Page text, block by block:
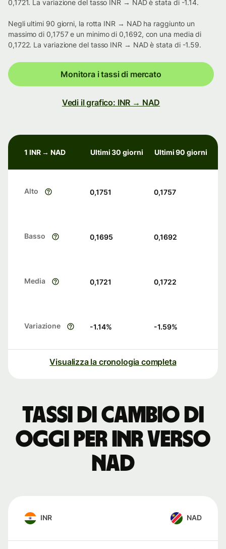
0,1721. La variazione del tasso INR → NAD è stata di -1.14.
Negli ultimi 90 giorni, la rotta INR → NAD ha raggiunto un
massimo di 0,1757 e un minimo di 0,1692, con una media di
0,1722. La variazione del tasso INR → NAD è stata di -1.59.
Monitora i tassi di mercato
Vedi il grafico: INR → NAD
1 INR → NAD Ultimi 30 giorni Ultimi 90 giorni
Alto 0,1751 0,1757
Basso 0,1695 0,1692
Media 0,1721 0,1722
Variazione -1.14% -1.59%
Visualizza la cronologia completa
Tassi di cambio di
oggi per INR verso
NAD
INR NAD